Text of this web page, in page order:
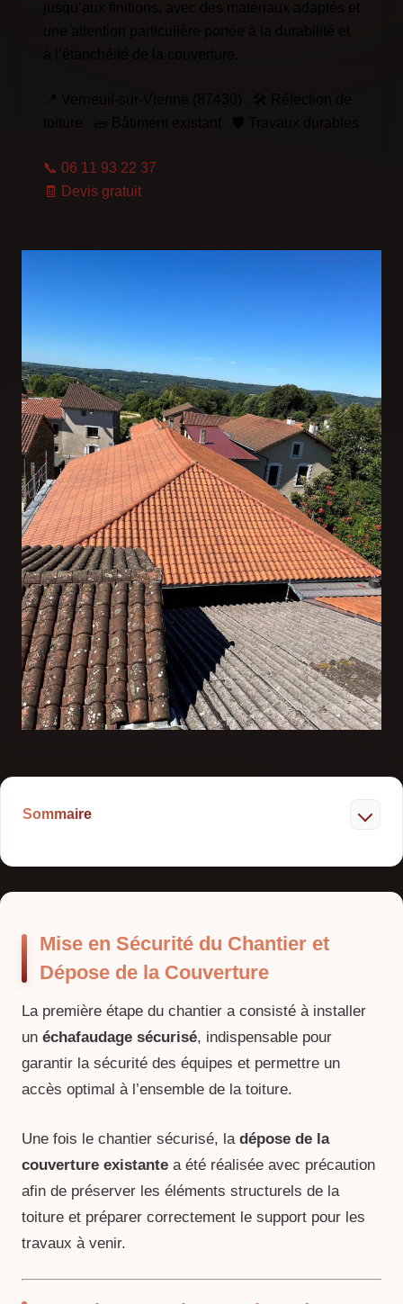
📞 06 11 93 22 37
🧾 Devis gratuit
Sommaire
Mise en Sécurité du Chantier et
Dépose de la Couverture
La première étape du chantier a consisté à installer
un échafaudage sécurisé, indispensable pour
garantir la sécurité des équipes et permettre un
accès optimal à l’ensemble de la toiture.
Une fois le chantier sécurisé, la dépose de la
couverture existante a été réalisée avec précaution
afin de préserver les éléments structurels de la
toiture et préparer correctement le support pour les
travaux à venir.